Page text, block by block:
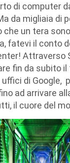
di computer
da migliaia di
che un tera
fatevi il conto
Attraverso
fin da subito il
di Google,
ad arrivare
il cuore del